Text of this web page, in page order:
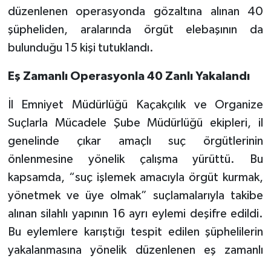
düzenlenen operasyonda gözaltına alınan 40
şüpheliden, aralarında örgüt elebaşının da
bulunduğu 15 kişi tutuklandı.
Eş Zamanlı Operasyonla 40 Zanlı Yakalandı
İl Emniyet Müdürlüğü Kaçakçılık ve Organize
Suçlarla Mücadele Şube Müdürlüğü ekipleri, il
genelinde çıkar amaçlı suç örgütlerinin
önlenmesine yönelik çalışma yürüttü. Bu
kapsamda, “suç işlemek amacıyla örgüt kurmak,
yönetmek ve üye olmak” suçlamalarıyla takibe
alınan silahlı yapının 16 ayrı eylemi deşifre edildi.
Bu eylemlere karıştığı tespit edilen şüphelilerin
yakalanmasına yönelik düzenlenen eş zamanlı